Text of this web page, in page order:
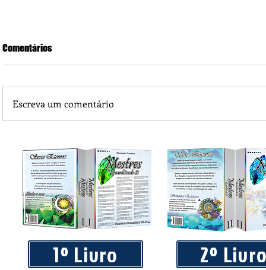
Praça 04 de Julho recebe novos equipamentos de
Comentários
Escreva um comentário
1º Livro 2º